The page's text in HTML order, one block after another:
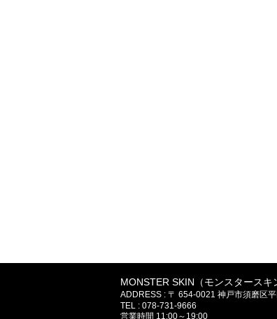
MONSTER SKIN（モンスタースキ
ADDRESS : 〒 654-0021 神戸市須磨区
TEL : 078-731-9666
営業時間 11:00～19:00